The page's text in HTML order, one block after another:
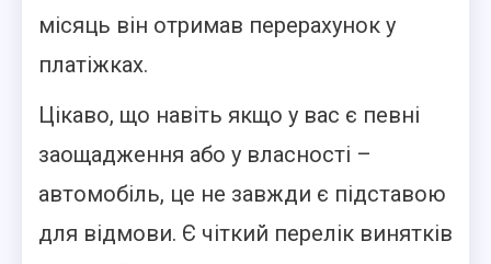
місяць він отримав перерахунок у
платіжках.
Цікаво, що навіть якщо у вас є певні
заощадження або у власності –
автомобіль, це не завжди є підставою
для відмови. Є чіткий перелік винятків